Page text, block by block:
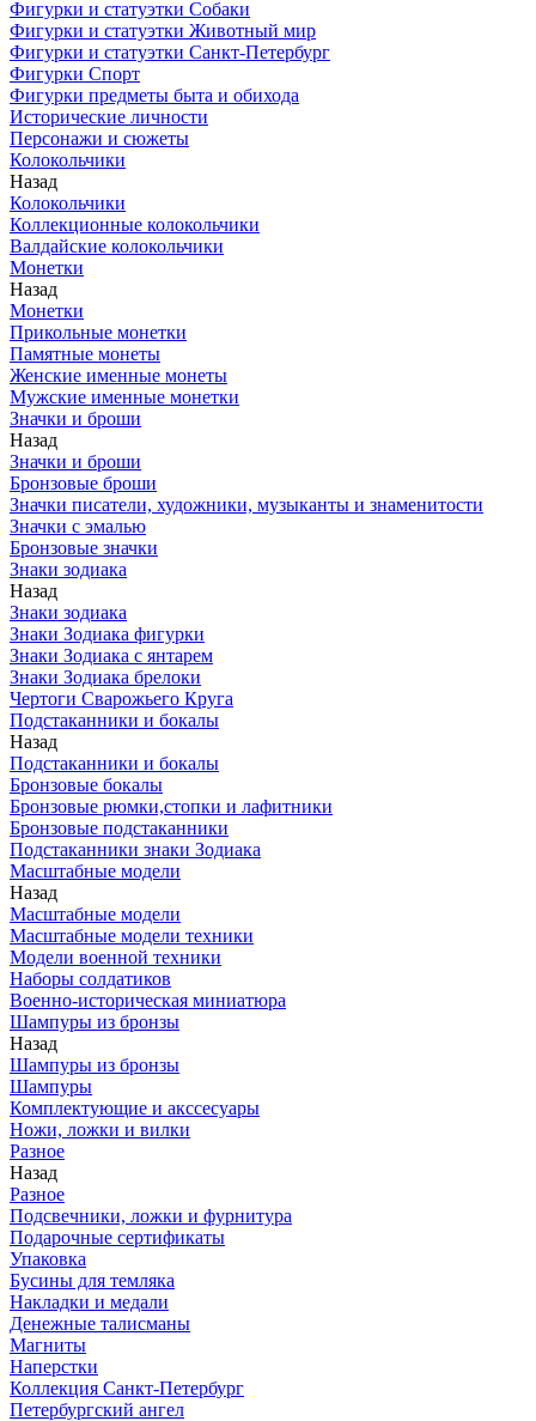
Фигурки и статуэтки Собаки
Фигурки и статуэтки Животный мир
Фигурки и статуэтки Санкт-Петербург
Фигурки Спорт
Фигурки предметы быта и обихода
Исторические личности
Персонажи и сюжеты
Колокольчики
Назад
Колокольчики
Коллекционные колокольчики
Валдайские колокольчики
Монетки
Назад
Монетки
Прикольные монетки
Памятные монеты
Женские именные монеты
Мужские именные монетки
Значки и броши
Назад
Значки и броши
Бронзовые броши
Значки писатели, художники, музыканты и знаменитости
Значки с эмалью
Бронзовые значки
Знаки зодиака
Назад
Знаки зодиака
Знаки Зодиака фигурки
Знаки Зодиака с янтарем
Знаки Зодиака брелоки
Чертоги Сварожьего Круга
Подстаканники и бокалы
Назад
Подстаканники и бокалы
Бронзовые бокалы
Бронзовые рюмки,стопки и лафитники
Бронзовые подстаканники
Подстаканники знаки Зодиака
Масштабные модели
Назад
Масштабные модели
Масштабные модели техники
Модели военной техники
Наборы солдатиков
Военно-историческая миниатюра
Шампуры из бронзы
Назад
Шампуры из бронзы
Шампуры
Комплектующие и акссесуары
Ножи, ложки и вилки
Разное
Назад
Разное
Подсвечники, ложки и фурнитура
Подарочные сертификаты
Упаковка
Бусины для темляка
Накладки и медали
Денежные талисманы
Магниты
Наперстки
Коллекция Санкт-Петербург
Петербургский ангел